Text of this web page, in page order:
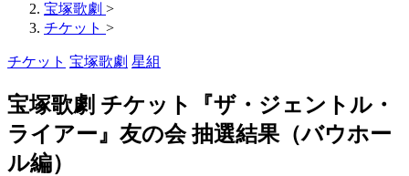
宝塚歌劇 >
チケット >
チケット 宝塚歌劇 星組
宝塚歌劇 チケット『ザ・ジェントル・
ライアー』友の会 抽選結果（バウホー
ル編）